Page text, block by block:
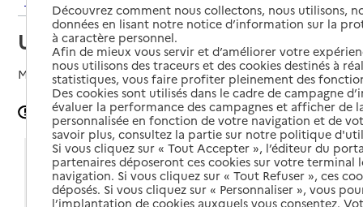
Unité Autonomie de Troyes
Mis à jour le02/05/2024
Signaler une erreur
Coordonnées
Adresse
Centre médico-social du département - Cité
Découvrez comment nous collectons, nous utilisons,
données en lisant notre notice d’information sur la
à caractère personnel.
Afin de mieux vous servir et d’améliorer votre
nous utilisons des traceurs et des cookies destinés à
statistiques, vous faire profiter pleinement des
Des cookies sont utilisés dans le cadre de campagne
évaluer la performance des campagnes et afficher de
personnalisée en fonction de votre navigation et de
savoir plus, consultez la partie sur notre politique
Si vous cliquez sur « Tout Accepter », l’éditeur du
partenaires déposeront ces cookies sur votre terminal
navigation. Si vous cliquez sur « Tout Refuser », ces
déposés. Si vous cliquez sur « Personnaliser », vous
l’implantation de cookies auxquels vous consentez.